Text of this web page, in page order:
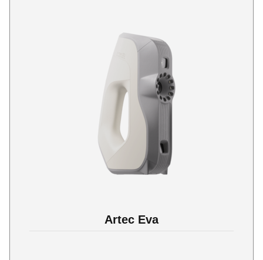
Artec Eva